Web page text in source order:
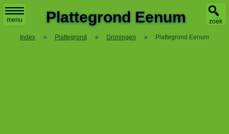
menu zoek
Plattegrond Eenum
Index » Plattegrond » Groningen » Plattegrond Eenum